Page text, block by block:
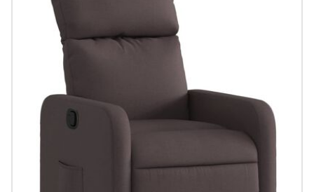
#sharemevidaxl